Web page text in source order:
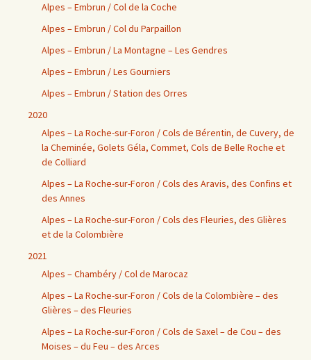
Alpes – Embrun / Col de la Coche
Alpes – Embrun / Col du Parpaillon
Alpes – Embrun / La Montagne – Les Gendres
Alpes – Embrun / Les Gourniers
Alpes – Embrun / Station des Orres
2020
Alpes – La Roche-sur-Foron / Cols de Bérentin, de Cuvery, de
la Cheminée, Golets Géla, Commet, Cols de Belle Roche et
de Colliard
Alpes – La Roche-sur-Foron / Cols des Aravis, des Confins et
des Annes
Alpes – La Roche-sur-Foron / Cols des Fleuries, des Glières
et de la Colombière
2021
Alpes – Chambéry / Col de Marocaz
Alpes – La Roche-sur-Foron / Cols de la Colombière – des
Glières – des Fleuries
Alpes – La Roche-sur-Foron / Cols de Saxel – de Cou – des
Moises – du Feu – des Arces